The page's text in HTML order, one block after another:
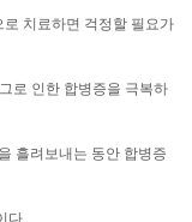
치료하면 걱정할 필요가
로 인한 합병증을 극복하
흘려보내는 동안 합병증
다.